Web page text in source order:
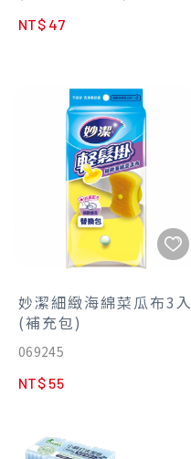
不刮手。
不掉屑。
NT$ 47
妙潔細緻海綿菜瓜布3入
(補充包)
069245
NT$ 55